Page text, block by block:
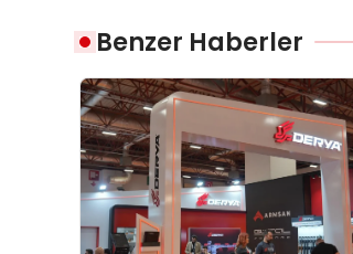
Benzer Haberler